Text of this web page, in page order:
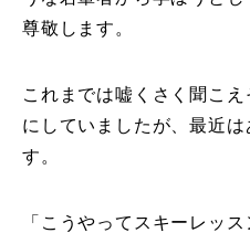
尊敬します。
これまでは嘘くさく聞こ
にしていましたが、最近
す。
「こうやってスキーレッ